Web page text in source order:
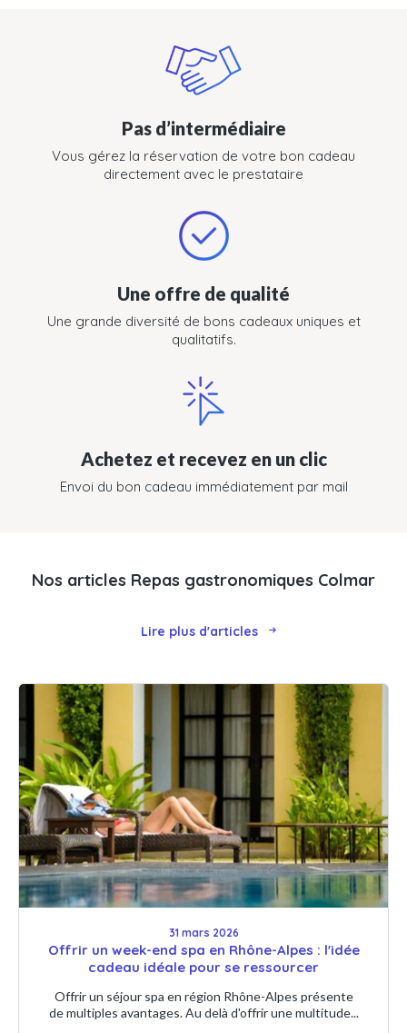
Pas d’intermédiaire
Vous gérez la réservation de votre bon cadeau
directement avec le prestataire
Une offre de qualité
Une grande diversité de bons cadeaux uniques et
qualitatifs.
Achetez et recevez en un clic
Envoi du bon cadeau immédiatement par mail
Nos articles Repas gastronomiques Colmar
Lire plus d'articles
31 mars 2026
Offrir un week-end spa en Rhône-Alpes : l'idée
cadeau idéale pour se ressourcer
Offrir un séjour spa en région Rhône-Alpes présente
de multiples avantages. Au delà d'offrir une multitude...